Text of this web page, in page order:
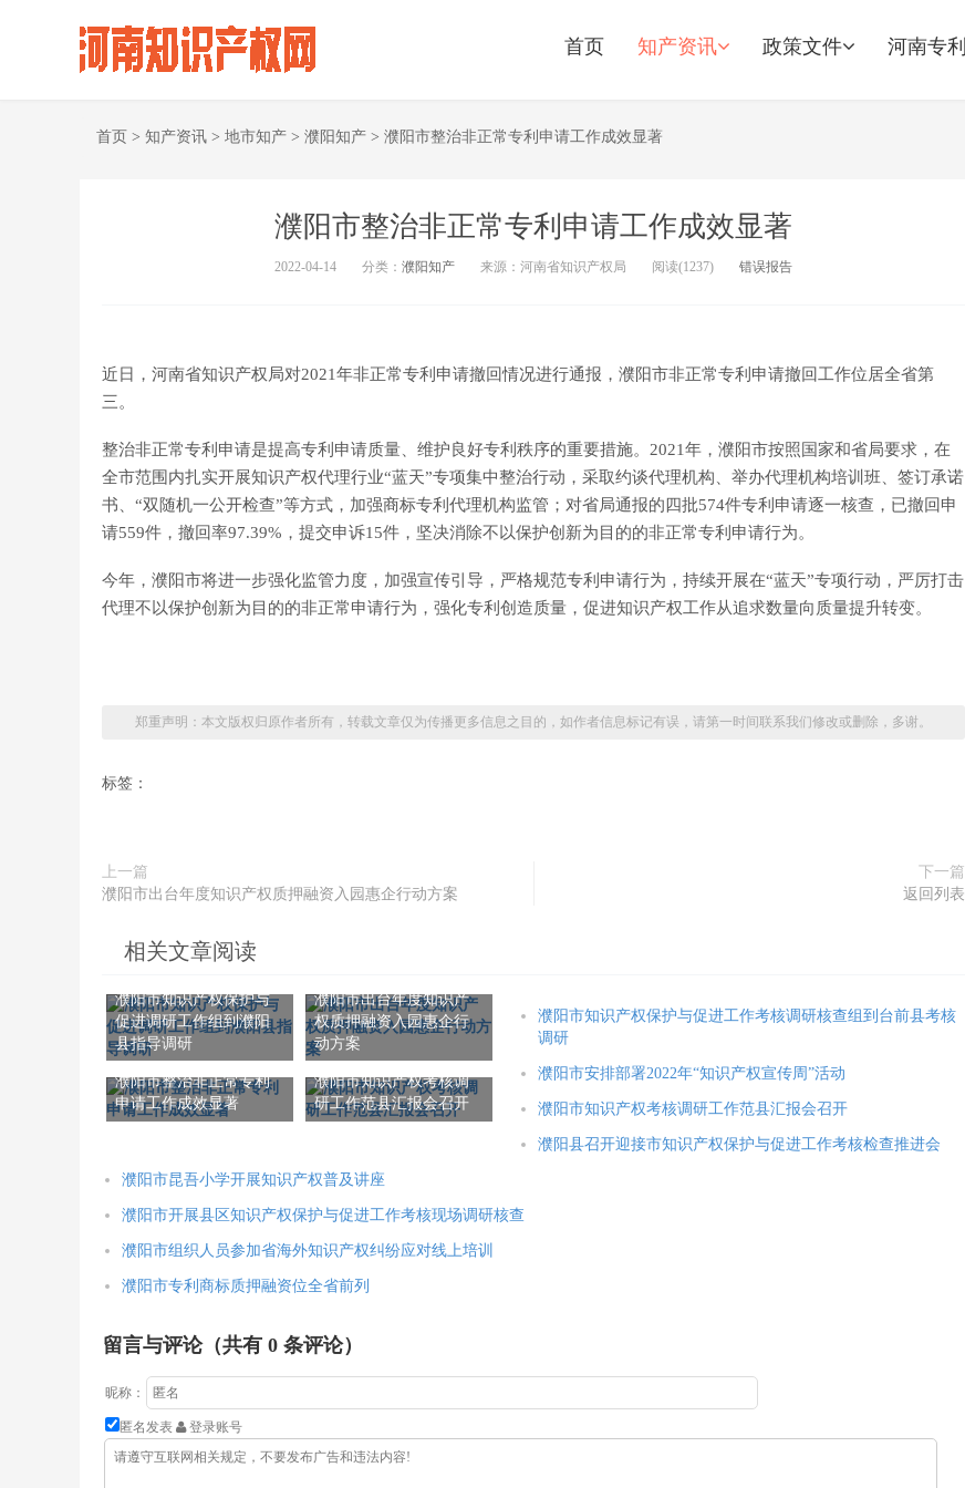
首页 知产资讯 政策文件 河南专利
首页 > 知产资讯 > 地市知产 > 濮阳知产 > 濮阳市整治非正常专利申请工作成效显著
濮阳市整治非正常专利申请工作成效显著
2022-04-14 分类： 濮阳知产 来源：河南省知识产权局 阅读(1237) 错误报告
近日，河南省知识产权局对2021年非正常专利申请撤回情况进行通报，濮阳市非正常专利申请撤回工作位居全省第
三。
整治非正常专利申请是提高专利申请质量、维护良好专利秩序的重要措施。2021年，濮阳市按照国家和省局要求，在
全市范围内扎实开展知识产权代理行业“蓝天”专项集中整治行动，采取约谈代理机构、举办代理机构培训班、签订承诺
书、“双随机一公开检查”等方式，加强商标专利代理机构监管；对省局通报的四批574件专利申请逐一核查，已撤回申
请559件，撤回率97.39%，提交申诉15件，坚决消除不以保护创新为目的的非正常专利申请行为。
今年，濮阳市将进一步强化监管力度，加强宣传引导，严格规范专利申请行为，持续开展在“蓝天”专项行动，严厉打击
代理不以保护创新为目的的非正常申请行为，强化专利创造质量，促进知识产权工作从追求数量向质量提升转变。
郑重声明：本文版权归原作者所有，转载文章仅为传播更多信息之目的，如作者信息标记有误，请第一时间联系我们修改或删除，多谢。
标签：
上一篇
濮阳市出台年度知识产权质押融资入园惠企行动方案
下一篇
返回列表
相关文章阅读
濮阳市知识产权保护与
促进调研工作组到濮阳
县指导调研
濮阳市出台年度知识产
权质押融资入园惠企行
动方案
濮阳市整治非正常专利
申请工作成效显著
濮阳市知识产权考核调
研工作范县汇报会召开
濮阳市知识产权保护与促进工作考核调研核查组到台前县考核
调研
濮阳市安排部署2022年“知识产权宣传周”活动
濮阳市知识产权考核调研工作范县汇报会召开
濮阳县召开迎接市知识产权保护与促进工作考核检查推进会
濮阳市昆吾小学开展知识产权普及讲座
濮阳市开展县区知识产权保护与促进工作考核现场调研核查
濮阳市组织人员参加省海外知识产权纠纷应对线上培训
濮阳市专利商标质押融资位全省前列
留言与评论（共有 0 条评论）
昵称：
匿名发表 登录账号